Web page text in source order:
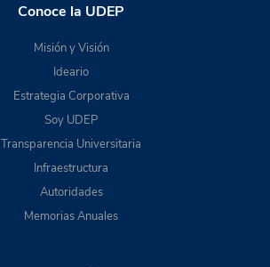
Conoce la UDEP
Misión y Visión
Ideario
Estrategia Corporativa
Soy UDEP
Transparencia Universitaria
Infraestructura
Autoridades
Memorias Anuales